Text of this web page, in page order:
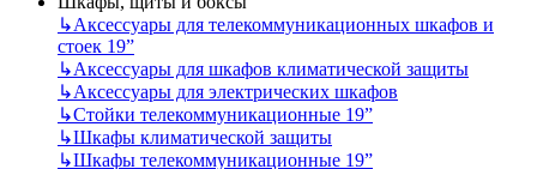
↳Аксессуары для телекоммуникационных шкафов и
стоек 19”
↳Аксессуары для шкафов климатической защиты
↳Аксессуары для электрических шкафов
↳Стойки телекоммуникационные 19”
↳Шкафы климатической защиты
↳Шкафы телекоммуникационные 19”